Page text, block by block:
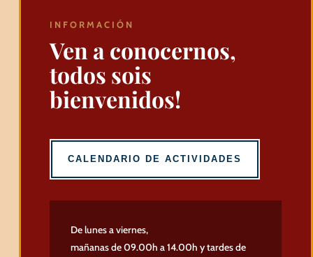
INFORMACIÓN
Ven a conocernos,
todos sois
bienvenidos!
CALENDARIO DE ACTIVIDADES
De lunes a viernes,
mañanas de 09.00h a 14.00h y tardes de